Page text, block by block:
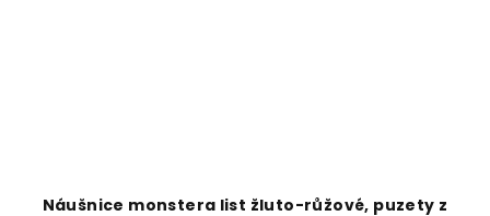
Náušnice monstera list žluto-růžové, puzety z